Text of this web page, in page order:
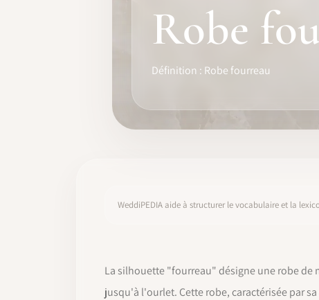
Robe
Définition : Robe fourreau
WeddiPEDIA aide à structurer le vocabulaire et la
La silhouette "fourreau" désigne une robe
jusqu'à l'ourlet. Cette robe, caractérisée par